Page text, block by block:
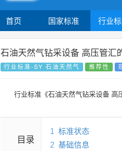
首页 国家标准 行业
石油天然气钻采设备 高压管汇
行业标准-SY 石油天然气 推荐性
行业标准《石油天然气钻采设备 高
目录
1 标准状态
2 基础信息